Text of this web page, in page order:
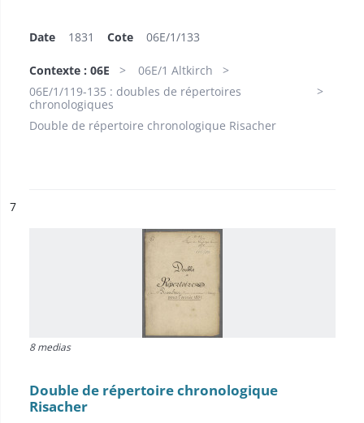
Date 1831 Cote 06E/1/133
Contexte : 06E
06E/1 Altkirch
06E/1/119-135 : doubles de répertoires
chronologiques
Double de répertoire chronologique Risacher
n°
7
8 medias
Double de répertoire chronologique
Risacher